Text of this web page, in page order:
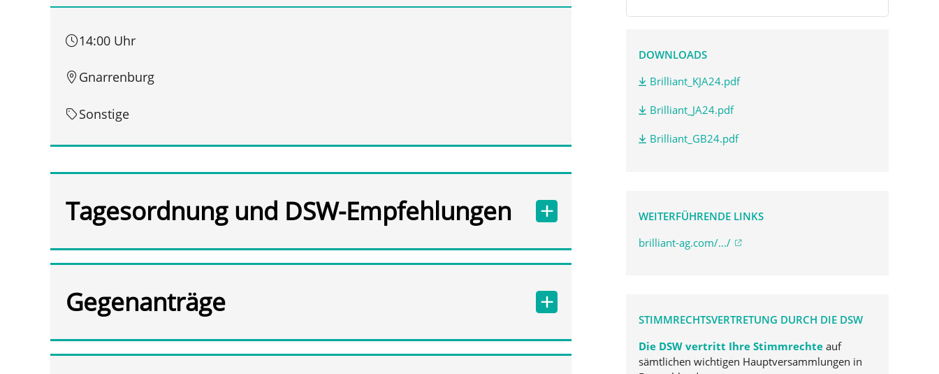
14:00 Uhr
Gnarrenburg
Sonstige
Tagesordnung und DSW-Empfehlungen
Gegenanträge
DOWNLOADS
Brilliant_KJA24.pdf
Brilliant_JA24.pdf
Brilliant_GB24.pdf
WEITERFÜHRENDE LINKS
brilliant-ag.com/.../
STIMMRECHTSVERTRETUNG DURCH DIE DSW
Die DSW vertritt Ihre Stimmrechte auf
sämtlichen wichtigen Hauptversammlungen in